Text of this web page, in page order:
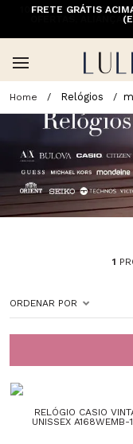
10% OFF NA 1ª
OFERTAS,
FRETE GRÁTIS
Relógios
1
ORDENAR POR
RELÓGIO CASIO
UNISSEX A168WEMB-